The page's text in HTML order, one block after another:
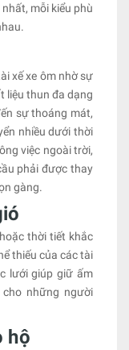
mỗi kiểu phù
xế xe ôm nhờ sự
liệu thun đa dạng
sự thoáng mát,
nhiều dưới thời
việc ngoài trời,
phải được thay
gàng.
thời tiết khắc
thiếu của các tài
lưới giúp giữ ấm
những người
hộ